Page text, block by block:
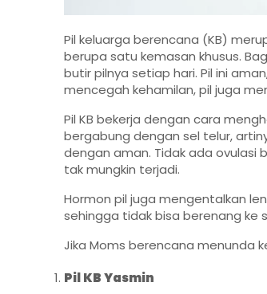
Pil keluarga berencana (KB)
berupa satu kemasan khusus.
butir pilnya setiap hari. Pil ini
mencegah kehamilan, pil juga
Pil KB bekerja dengan cara
bergabung dengan sel telur,
dengan aman. Tidak ada ovulasi
tak mungkin terjadi.
Hormon pil juga mengentalkan
sehingga tidak bisa berenang ke
Jika Moms berencana menunda
Pil KB Yasmin